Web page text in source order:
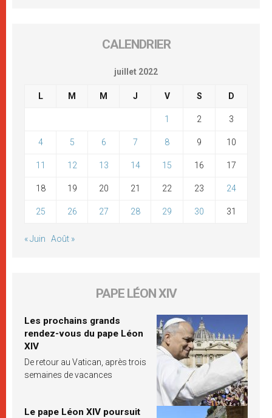
CALENDRIER
juillet 2022
L M M J V S D
1 2 3
4 5 6 7 8 9 10
11 12 13 14 15 16 17
18 19 20 21 22 23 24
25 26 27 28 29 30 31
« Juin Août »
PAPE LÉON XIV
Les prochains grands
rendez-vous du pape Léon
XIV
De retour au Vatican, après trois
semaines de vacances
Le pape Léon XIV poursuit